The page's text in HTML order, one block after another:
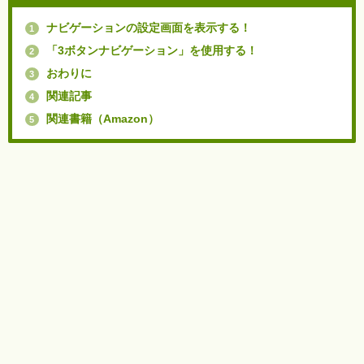
1 ナビゲーションの設定画面を表示する！
2 「3ボタンナビゲーション」を使用する！
3 おわりに
4 関連記事
5 関連書籍（Amazon）